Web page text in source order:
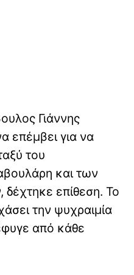
Γιάννης
επέμβει για να
του
και των
επίθεση. Το
την ψυχραιμία
από κάθε